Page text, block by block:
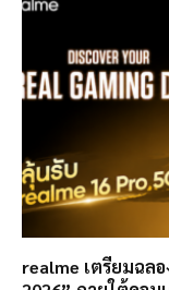
realme เตรียมฉล